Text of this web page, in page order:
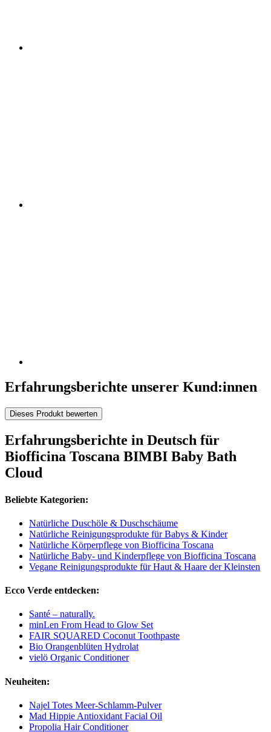
Erfahrungsberichte unserer Kund:innen
Dieses Produkt bewerten
Erfahrungsberichte in Deutsch für
Biofficina Toscana BIMBI Baby Bath
Cloud
Beliebte Kategorien:
Natürliche Duschöle & Duschschäume
Natürliche Reinigungsprodukte für Babys & Kinder
Natürliche Körperpflege von Biofficina Toscana
Natürliche Baby- und Kinderpflege von Biofficina Toscana
Vegane Reinigungsprodukte für Haut & Haare der Kleinsten
Ecco Verde entdecken:
Santé – naturally.
minLen From Head to Glow Set
FAIR SQUARED Coconut Toothpaste
Bio Orangenblüten Hydrolat
vielö Organic Conditioner
Neuheiten:
Najel Totes Meer-Schlamm-Pulver
Mad Hippie Antioxidant Facial Oil
Propolia Hair Conditioner